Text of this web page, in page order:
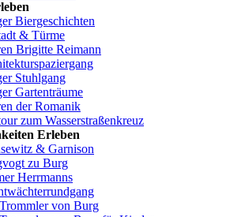
Biergeschichten
& Türme
Brigitte Reimann
Stuhlgang
Gartenträume
der Romanik
zum Wasserstraßenkreuz
Erleben
& Garnison
zu Burg
Herrmanns
von Burg